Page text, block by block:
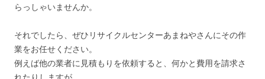
らっしゃいませんか。
それでしたら、ぜひリサイクルセンターあまねやさんにその作
業をお任せください。
例えば他の業者に見積もりを依頼すると、何かと費用を請求さ